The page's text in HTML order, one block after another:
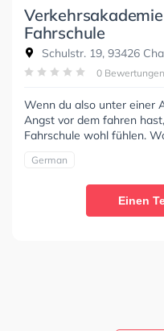
Fahrschule
Schulstr. 19, 93426
0 Bewertungen
Wenn du also unter einer
Angst vor dem fahren
Fahrschule wohl fühlen.
German
Einen